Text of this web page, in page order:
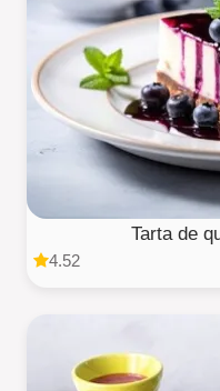
Tarta de
4.52